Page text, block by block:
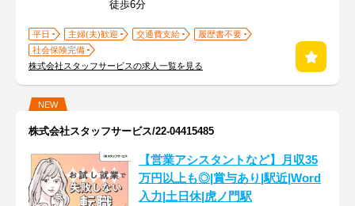
徒歩6分
平日 主婦(夫)歓迎 交通費支給
履歴書不要
社会保険完備
株式会社スタッフサービスの求人一覧を見る
NEW
株式会社スタッフサービス/22-04415485
【営業アシスタントなど】月収35
万円以上も◎|賞与あり|駅近|Word
入力|土日休|虎ノ門駅